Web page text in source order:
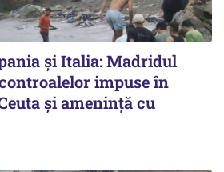
și Italia: Madridul
impuse în
și amenință cu